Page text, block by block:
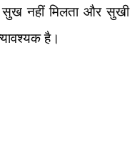
सुख नहीं मिलता और सुखी
है।